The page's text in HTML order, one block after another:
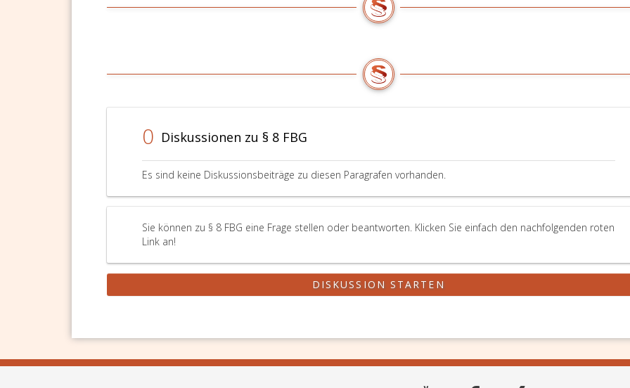
0 Diskussionen zu § 8 FBG
Es sind keine Diskussionsbeiträge zu diesen Paragrafen vorhanden.
Sie können zu § 8 FBG eine Frage stellen oder beantworten. Klicken Sie einfach den nachfolgenden roten
Link an!
DISKUSSION STARTEN